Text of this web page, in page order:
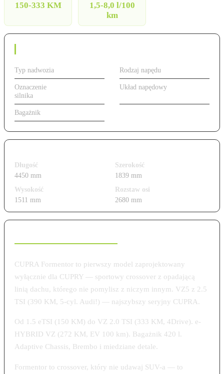
150-333 KM
1,5-8,0 l/100
km
Typ nadwozia Rodzaj napędu
Oznaczenie
silnika
Układ napędowy
Bagażnik
Długość
4450 mm
Szerokość
1839 mm
Wysokość
1511 mm
Rozstaw osi
2680 mm
CUPRA Formentor to pierwszy model zaprojektowany
wyłącznie dla CUPRY — sportowy crossover z opadającą
linią dachu, którego nie pomylisz z niczym innym. VZ5 z 2.5
TSI (390 KM, 5-cyl. Audi!) — najszybszy seryjny CUPRA.
Od 1.5 eTSI (150 KM) do VZ 2.0 TSI (333 KM, 4Drive). e-
HYBRID VZ (272 KM, EV 100 km). Bagażnik 420 l.
Adaptive Chassis, Brembo i miedziane detale.
Formentor to crossover, który nie udawaj SUV-a — to